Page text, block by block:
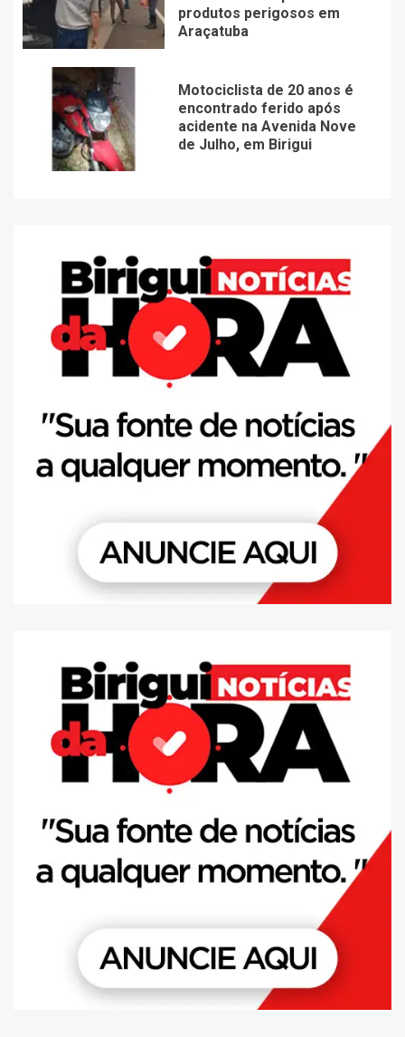
produtos perigosos em
Araçatuba
Motociclista de 20 anos é
encontrado ferido após
acidente na Avenida Nove
de Julho, em Birigui